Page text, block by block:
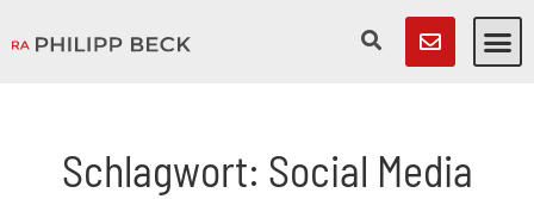
Schlagwort: Social Media